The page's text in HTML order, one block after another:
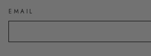
EMAIL